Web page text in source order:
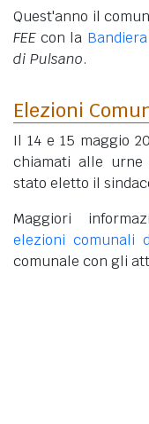
Quest'anno il
FEE con la
di Pulsano.
Elezioni
Il 14 e 15 maggio
chiamati alle
stato eletto il
Maggiori
elezioni comunali
comunale con gli